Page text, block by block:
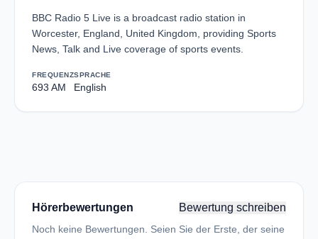
BBC Radio 5 Live is a broadcast radio station in
Worcester, England, United Kingdom, providing Sports
News, Talk and Live coverage of sports events.
FREQUENZ
693 AM
SPRACHE
English
Hörerbewertungen Bewertung schreiben
Noch keine Bewertungen. Seien Sie der Erste, der seine